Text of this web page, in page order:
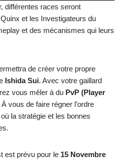
différentes races seront
et les Investigateurs du
et des mécanismes qui leurs
de créer votre propre
Ishida Sui. Avec votre gaillard
vous mêler à du PvP (Player
vous de faire régner l’ordre
la stratégie et les bonnes
est prévu pour le 15 Novembre